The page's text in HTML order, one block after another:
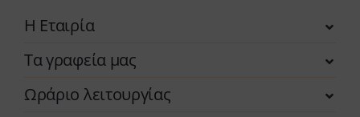
Η Εταιρία
Τα γραφεία μας
Ωράριο λειτουργίας